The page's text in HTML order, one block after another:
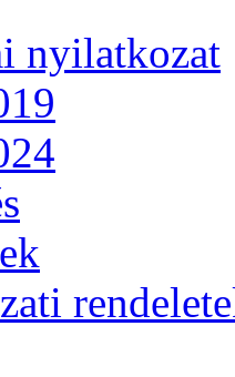
nyilatkozat